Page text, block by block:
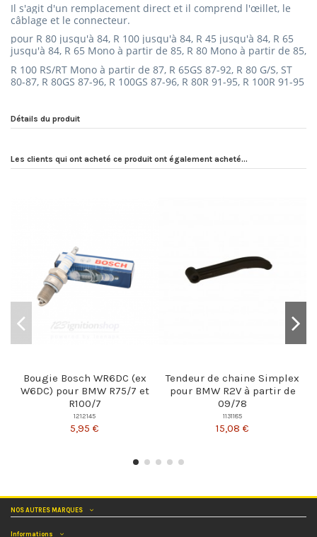
Il s'agit d'un remplacement direct et il comprend l'œillet, le
câblage et le connecteur.
pour R 80 jusqu'à 84, R 100 jusqu'à 84, R 45 jusqu'à 84, R 65
jusqu'à 84, R 65 Mono à partir de 85, R 80 Mono à partir de 85,
R 100 RS/RT Mono à partir de 87, R 65GS 87-92, R 80 G/S, ST
80-87, R 80GS 87-96, R 100GS 87-96, R 80R 91-95, R 100R 91-95
Détails du produit
Les clients qui ont acheté ce produit ont également acheté...
Bougie Bosch WR6DC (ex
W6DC) pour BMW R75/7 et
R100/7
1212145
5,95 €
Tendeur de chaine Simplex
pour BMW R2V à partir de
09/78
1131185
15,08 €
NOS AUTRES MARQUES
Informations